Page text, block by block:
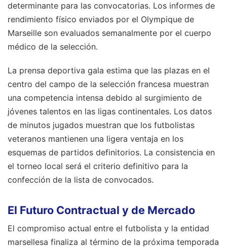
determinante para las convocatorias. Los informes de
rendimiento físico enviados por el Olympique de
Marseille son evaluados semanalmente por el cuerpo
médico de la selección.
La prensa deportiva gala estima que las plazas en el
centro del campo de la selección francesa muestran
una competencia intensa debido al surgimiento de
jóvenes talentos en las ligas continentales. Los datos
de minutos jugados muestran que los futbolistas
veteranos mantienen una ligera ventaja en los
esquemas de partidos definitorios. La consistencia en
el torneo local será el criterio definitivo para la
confección de la lista de convocados.
El Futuro Contractual y de Mercado
El compromiso actual entre el futbolista y la entidad
marsellesa finaliza al término de la próxima temporada